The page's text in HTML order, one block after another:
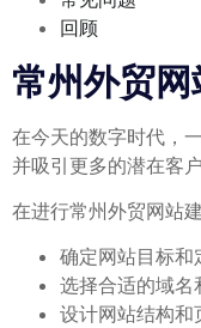
回顾
常州外贸
在今天的数字时代，
并吸引更多的潜在客
在进行常州外贸网站
确定网站目标和
选择合适的域名
设计网站结构和